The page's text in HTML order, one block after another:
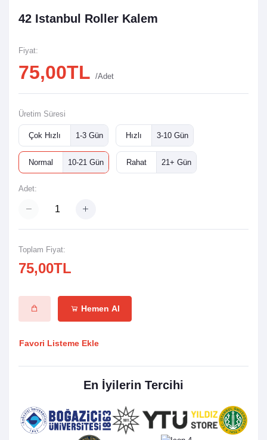
42 Istanbul Roller Kalem
Fiyat:
75,00TL /Adet
Üretim Süresi
Çok Hızlı 1-3 Gün Hızlı 3-10 Gün
Normal 10-21 Gün Rahat 21+ Gün
Adet:
Toplam Fiyat:
75,00TL
Hemen Al
Favori Listeme Ekle
En İyilerin Tercihi